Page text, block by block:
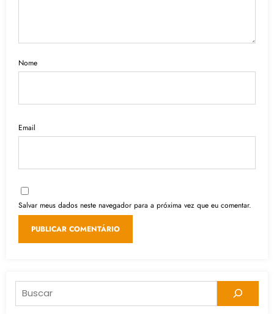
Nome
Email
Salvar meus dados neste navegador para a próxima vez que eu comentar.
Pesquisar